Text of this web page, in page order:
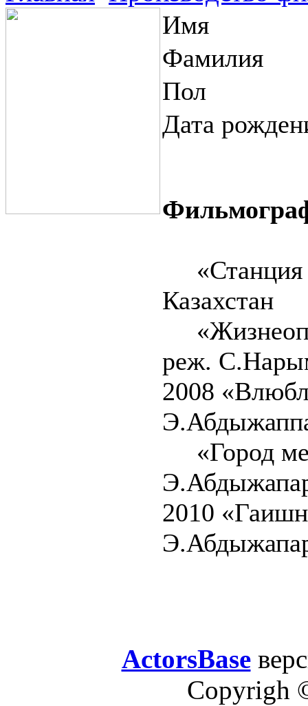
Имя
Фамилия
Пол
Дата
«Станция
Казахстан
реж.
2008
«Город
2010
ActorsBase
Copyrigh